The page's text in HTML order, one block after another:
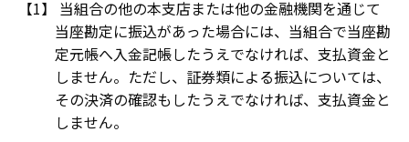
当組合の他の本支店または他の金融機関を通じて
当座勘定に振込があった場合には、当組合で当座勘
定元帳へ入金記帳したうえでなければ、支払資金と
しません。ただし、証券類による振込については、
その決済の確認もしたうえでなければ、支払資金と
しません。